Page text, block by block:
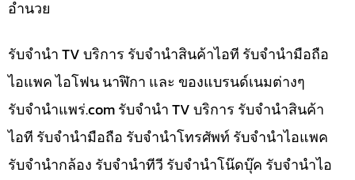
อำนวย
รับจำนำ TV บริการ รับจำนำสินค้าไอที รับจำนำมือถือ
ไอแพค ไอโฟน นาฬิกา และ ของแบรนด์เนมต่างๆ
รับจํานําแพร่.com รับจำนำ TV บริการ รับจำนำสินค้า
ไอที รับจำนำมือถือ รับจำนำโทรศัพท์ รับจำนำไอแพค
รับจำนำกล้อง รับจำนำทีวี รับจำนำโน๊ดบุ๊ค รับจำนำไอ